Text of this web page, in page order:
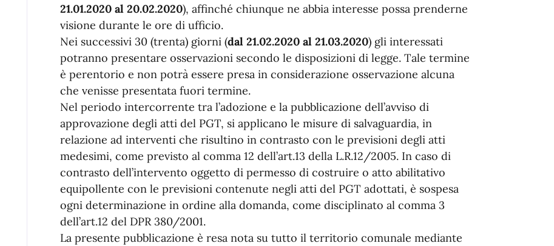
21.01.2020 al 20.02.2020), affinché chiunque ne abbia interesse possa prenderne
visione durante le ore di ufficio.
Nei successivi 30 (trenta) giorni (dal 21.02.2020 al 21.03.2020) gli interessati
potranno presentare osservazioni secondo le disposizioni di legge. Tale termine
è perentorio e non potrà essere presa in considerazione osservazione alcuna
che venisse presentata fuori termine.
Nel periodo intercorrente tra l’adozione e la pubblicazione dell’avviso di
approvazione degli atti del PGT, si applicano le misure di salvaguardia, in
relazione ad interventi che risultino in contrasto con le previsioni degli atti
medesimi, come previsto al comma 12 dell’art.13 della L.R.12/2005. In caso di
contrasto dell’intervento oggetto di permesso di costruire o atto abilitativo
equipollente con le previsioni contenute negli atti del PGT adottati, è sospesa
ogni determinazione in ordine alla domanda, come disciplinato al comma 3
dell’art.12 del DPR 380/2001.
La presente pubblicazione è resa nota su tutto il territorio comunale mediante